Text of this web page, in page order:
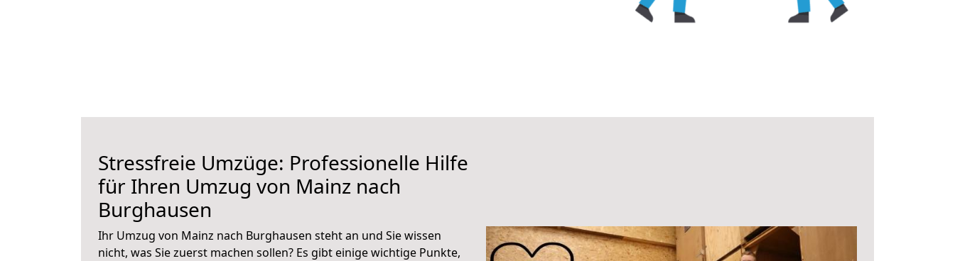
Stressfreie Umzüge: Professionelle Hilfe
für Ihren Umzug von Mainz nach
Burghausen
Ihr Umzug von Mainz nach Burghausen steht an und Sie wissen
nicht, was Sie zuerst machen sollen? Es gibt einige wichtige Punkte,